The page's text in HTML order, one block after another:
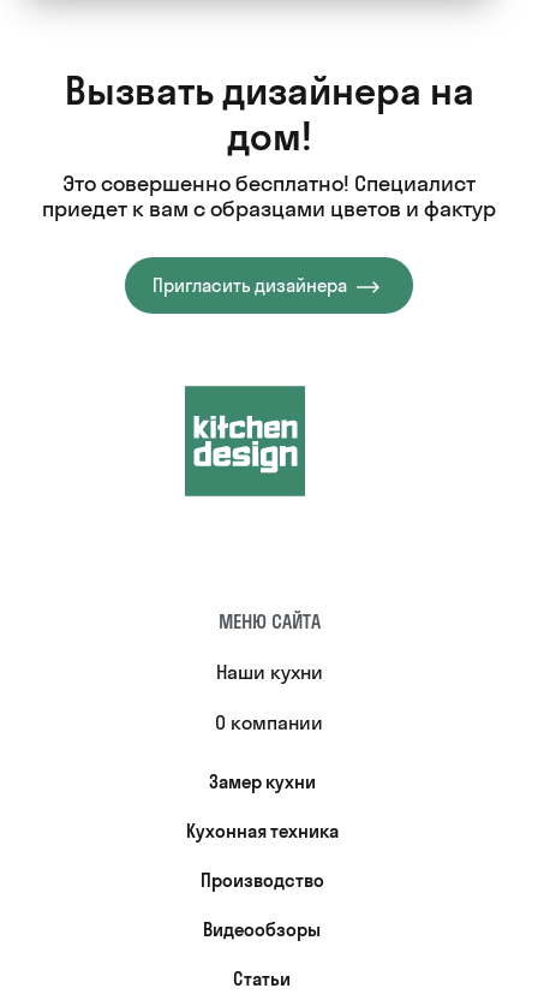
Вызвать дизайнера на
дом!
Это совершенно бесплатно! Специалист
приедет к вам с образцами цветов и фактур
Пригласить дизайнера
МЕНЮ САЙТА
Наши кухни
О компании
Замер кухни
Кухонная техника
Производство
Видеообзоры
Статьи